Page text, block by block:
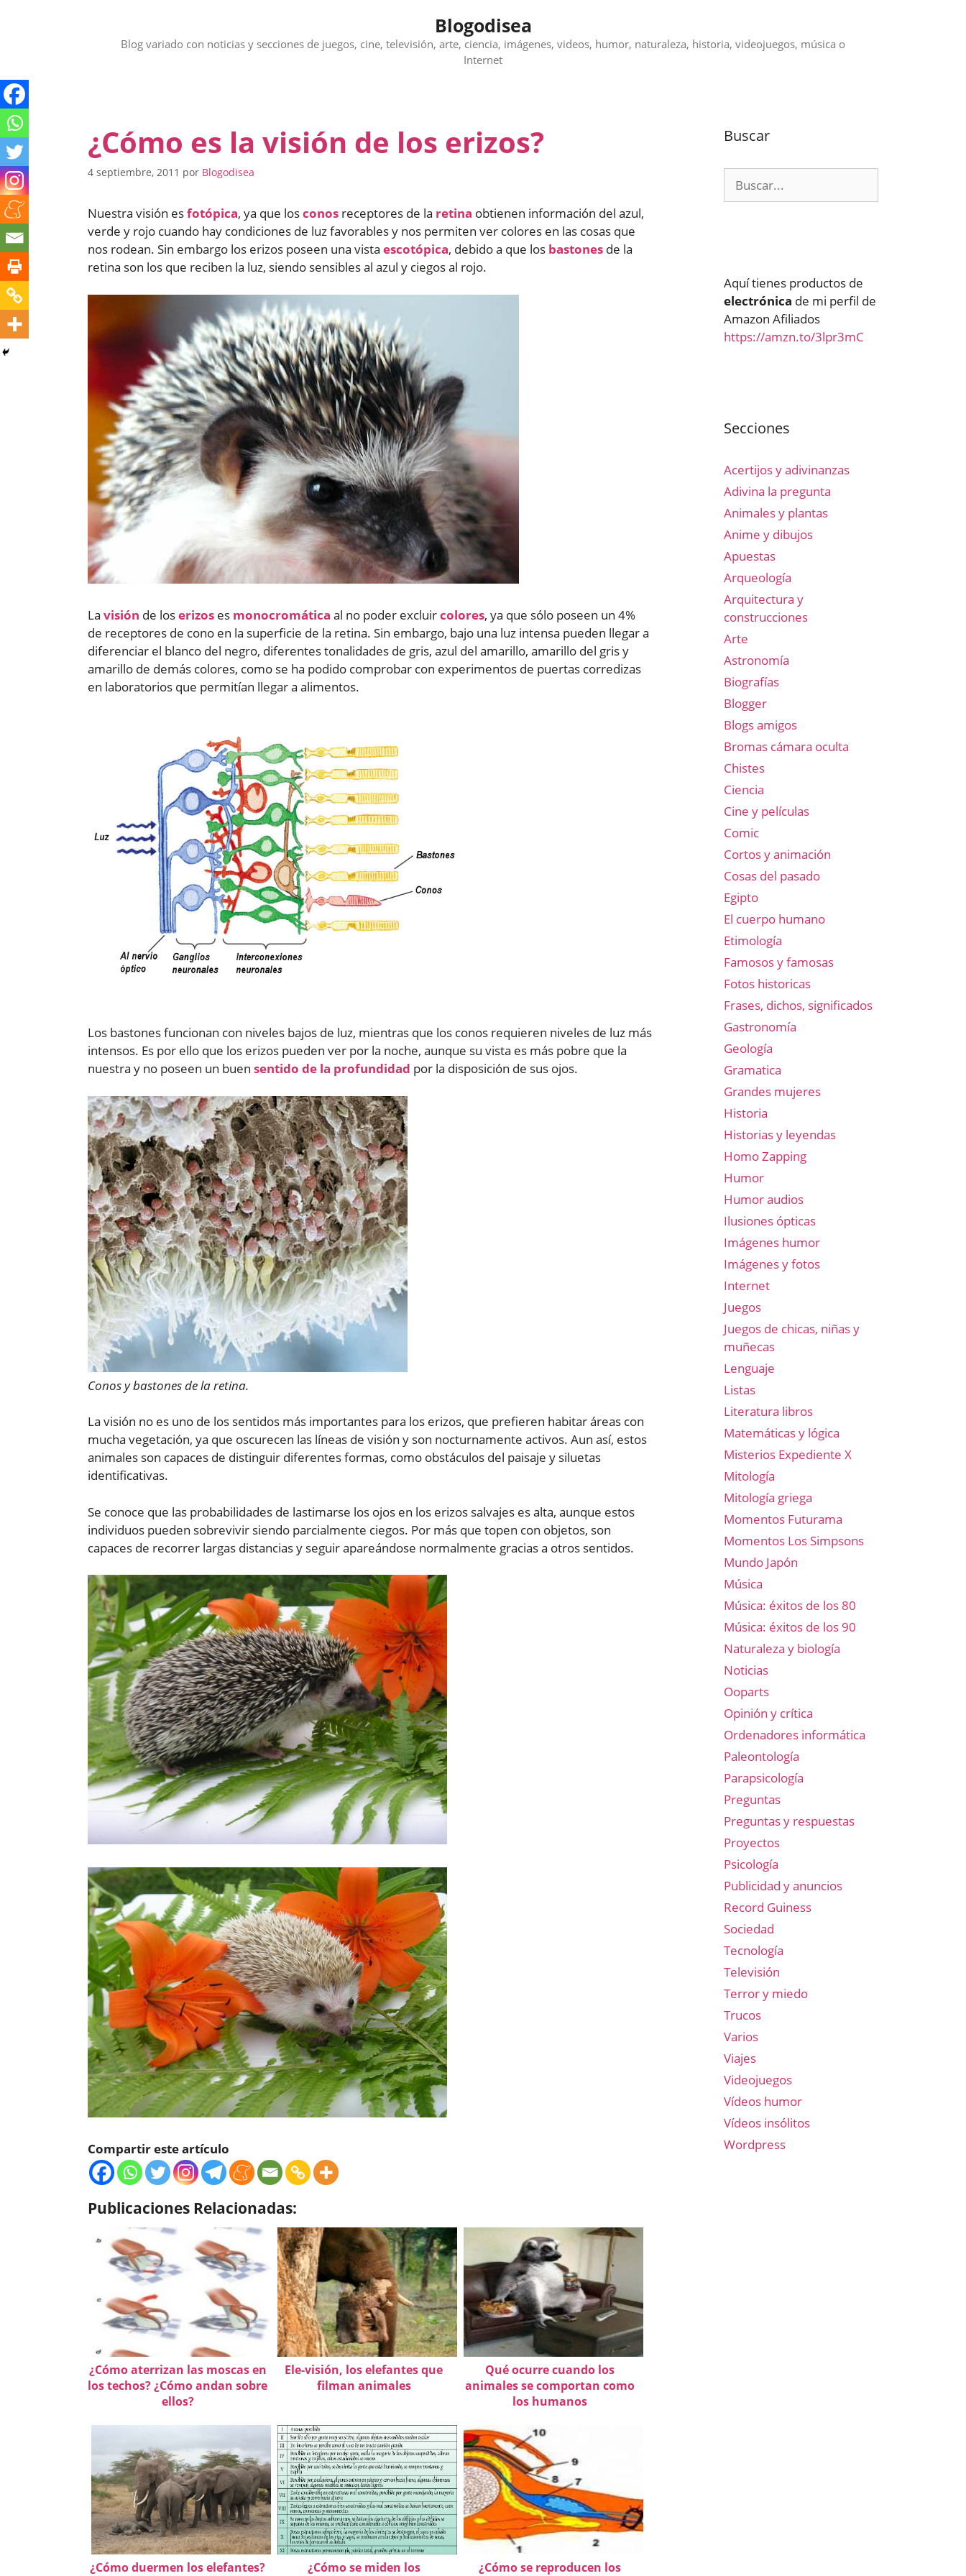
Blogodisea
Blog variado con noticias y secciones de juegos, cine, televisión, arte, ciencia, imágenes, videos, humor, naturaleza, historia, videojuegos, música o
Internet
¿Cómo es la visión de los erizos?
4 septiembre, 2011 por Blogodisea
Nuestra visión esfotópica, ya que losconos receptores de la retina obtienen información del azul,
verde y rojo cuando hay condiciones de luz favorables y nos permiten ver colores en las cosas que
nos rodean. Sin embargo los erizos poseen una vista escotópica, debido a que los bastones de la
retina son los que reciben la luz, siendo sensibles al azul y ciegos al rojo.
La visión de loserizos es monocromática al no poder excluircolores, ya que sólo poseen un 4%
de receptores de cono en la superficie de la retina. Sin embargo, bajo una luz intensa pueden llegar a
diferenciar el blanco del negro, diferentes tonalidades de gris, azul del amarillo, amarillo del gris y
amarillo de demás colores, como se ha podido comprobar con experimentos de puertas corredizas
en laboratorios que permitían llegar a alimentos.
Los bastones funcionan con niveles bajos de luz, mientras que los conos requieren niveles de luz más
intensos. Es por ello que los erizos pueden ver por la noche, aunque su vista es más pobre que la
nuestra y no poseen un buen sentido de la profundidad por la disposición de sus ojos.
Conos y bastones de la retina.
La visión no es uno de los sentidos más importantes para los erizos, que prefieren habitar áreas con
mucha vegetación, ya que oscurecen las líneas de visión y son nocturnamente activos. Aun así, estos
animales son capaces de distinguir diferentes formas, como obstáculos del paisaje y siluetas
identificativas.
Se conoce que las probabilidades de lastimarse los ojos en los erizos salvajes es alta, aunque estos
individuos pueden sobrevivir siendo parcialmente ciegos. Por más que topen con objetos, son
capaces de recorrer largas distancias y seguir apareándose normalmente gracias a otros sentidos.
Compartir este artículo
Publicaciones Relacionadas:
¿Cómo aterrizan las moscas en
los techos? ¿Cómo andan sobre
ellos?
Ele-visión, los elefantes que
filman animales
Qué ocurre cuando los
animales se comportan como
los humanos
¿Cómo duermen los elefantes?
¿Cómo se miden los
¿Cómo se reproducen los
Buscar
Aquí tienes productos de
electrónica de mi perfil de
Amazon Afiliados
https://amzn.to/3lpr3mC
Secciones
Acertijos y adivinanzas
Adivina la pregunta
Animales y plantas
Anime y dibujos
Apuestas
Arqueología
Arquitectura y
construcciones
Arte
Astronomía
Biografías
Blogger
Blogs amigos
Bromas cámara oculta
Chistes
Ciencia
Cine y películas
Comic
Cortos y animación
Cosas del pasado
Egipto
El cuerpo humano
Etimología
Famosos y famosas
Fotos historicas
Frases, dichos, significados
Gastronomía
Geología
Gramatica
Grandes mujeres
Historia
Historias y leyendas
Homo Zapping
Humor
Humor audios
Ilusiones ópticas
Imágenes humor
Imágenes y fotos
Internet
Juegos
Juegos de chicas, niñas y
muñecas
Lenguaje
Listas
Literatura libros
Matemáticas y lógica
Misterios Expediente X
Mitología
Mitología griega
Momentos Futurama
Momentos Los Simpsons
Mundo Japón
Música
Música: éxitos de los 80
Música: éxitos de los 90
Naturaleza y biología
Noticias
Ooparts
Opinión y crítica
Ordenadores informática
Paleontología
Parapsicología
Preguntas
Preguntas y respuestas
Proyectos
Psicología
Publicidad y anuncios
Record Guiness
Sociedad
Tecnología
Televisión
Terror y miedo
Trucos
Varios
Viajes
Videojuegos
Vídeos humor
Vídeos insólitos
Wordpress